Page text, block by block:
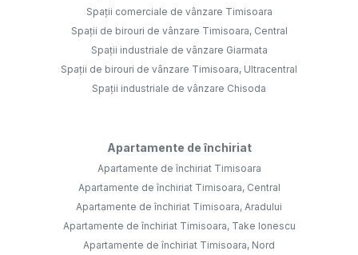
Spații comerciale de vânzare Timisoara
Spații de birouri de vânzare Timisoara, Central
Spații industriale de vânzare Giarmata
Spații de birouri de vânzare Timisoara, Ultracentral
Spații industriale de vânzare Chisoda
Apartamente de închiriat
Apartamente de închiriat Timisoara
Apartamente de închiriat Timisoara, Central
Apartamente de închiriat Timisoara, Aradului
Apartamente de închiriat Timisoara, Take Ionescu
Apartamente de închiriat Timisoara, Nord